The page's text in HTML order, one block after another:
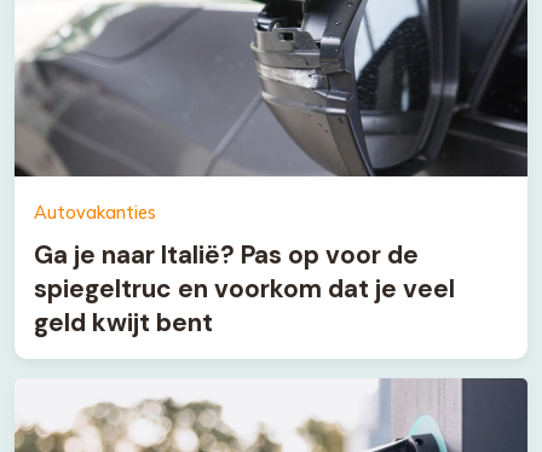
Autovakanties
Ga je naar Italië? Pas op voor de
spiegeltruc en voorkom dat je veel
geld kwijt bent